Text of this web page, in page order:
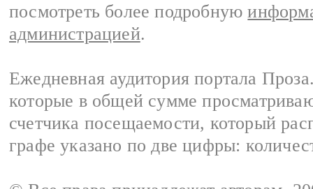
посмотреть более подробную
администрацией.
Ежедневная аудитория портала
которые в общей сумме
счетчика посещаемости, который
графе указано по две цифры: